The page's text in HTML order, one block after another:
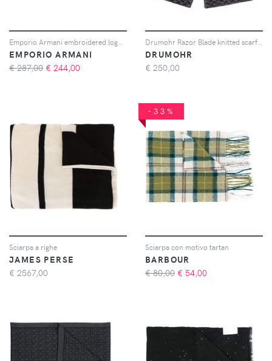
EMPORIO ARMANI
€ 287,00 € 244,00
DRUMOHR
€ 250,00
Sciarpa a righe
JAMES PERSE
€ 2567,00
-33%
Sciarpa con motivo tartan
BARBOUR
€ 80,00 € 54,00